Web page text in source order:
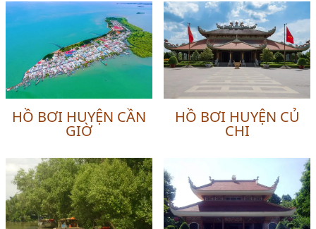
HỒ BƠI HUYỆN CẦN
GIỜ
HỒ BƠI HUYỆN CỦ
CHI